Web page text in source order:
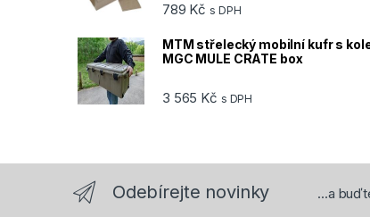
789 Kč s DPH
MTM střelecký mobilní kufr s
MGC MULE CRATE box
3 565 Kč s DPH
Odebírejte novinky ...a